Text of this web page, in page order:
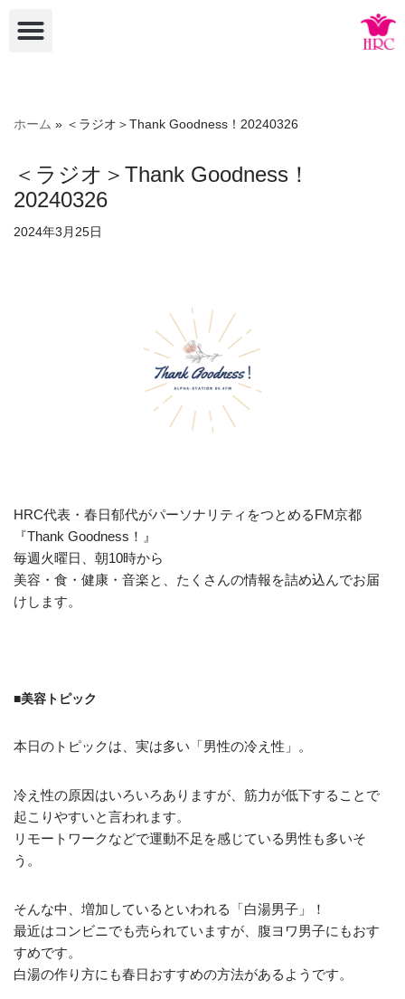
ツ
ス
キ
ホーム » ＜ラジオ＞Thank Goodness！20240326
＜ラジオ＞Thank Goodness！
20240326
2024年3月25日
HRC代表・春日郁代がパーソナリティをつとめるFM京都
『Thank Goodness！』
毎週火曜日、朝10時から
美容・食・健康・音楽と、たくさんの情報を詰め込んでお届
けします。
■美容トピック
本日のトピックは、実は多い「男性の冷え性」。
冷え性の原因はいろいろありますが、筋力が低下することで
起こりやすいと言われます。
リモートワークなどで運動不足を感じている男性も多いそ
う。
そんな中、増加しているといわれる「白湯男子」！
最近はコンビニでも売られていますが、腹ヨワ男子にもおす
すめです。
白湯の作り方にも春日おすすめの方法があるようです。